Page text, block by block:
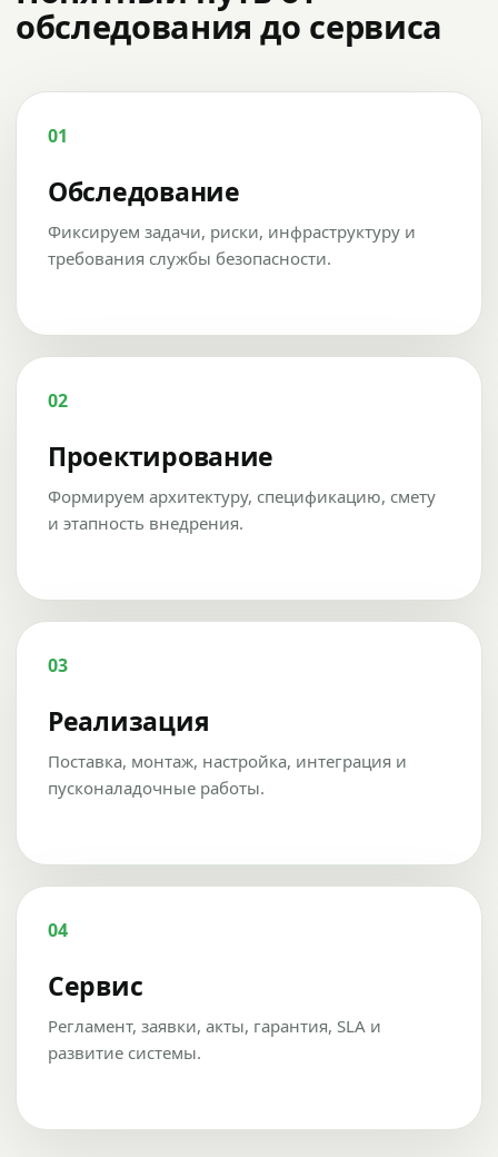
обследования до сервиса
01
Обследование
Фиксируем задачи, риски, инфраструктуру и
требования службы безопасности.
02
Проектирование
Формируем архитектуру, спецификацию, смету
и этапность внедрения.
03
Реализация
Поставка, монтаж, настройка, интеграция и
пусконаладочные работы.
04
Сервис
Регламент, заявки, акты, гарантия, SLA и
развитие системы.